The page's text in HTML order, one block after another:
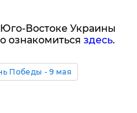
Востоке Украины
ознакомиться здесь.
Победы - 9 мая